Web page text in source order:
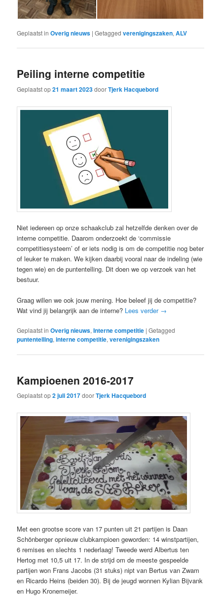
Geplaatst in Overig nieuws |Getagged verenigingszaken,ALV
Peiling interne competitie
Geplaatst op21 maart 2023doorTjerk Hacquebord
Niet iedereen op onze schaakclub zal hetzelfde denken over de
interne competitie. Daarom onderzoekt de ‘commissie
competitiesysteem’ of er iets nodig is om de competitie nog beter
of leuker te maken. We kijken daarbij vooral naar de indeling (wie
tegen wie) en de puntentelling. Dit doen we op verzoek van het
bestuur.
Graag willen we ook jouw mening. Hoe beleef jij de competitie?
Wat vind jij belangrijk aan de interne? Lees verder →
Geplaatst in Overig nieuws,Interne competitie |Getagged
puntentelling,interne competitie,verenigingszaken
Kampioenen 2016-2017
Geplaatst op2 juli 2017doorTjerk Hacquebord
Met een grootse score van 17 punten uit 21 partijen is Daan
Schönberger opnieuw clubkampioen geworden: 14 winstpartijen,
6 remises en slechts 1 nederlaag! Tweede werd Albertus ten
Hertog met 10,5 uit 17. In de strijd om de meeste gespeelde
partijen won Frans Jacobs (31 stuks) nipt van Bertus van Zwam
en Ricardo Heins (beiden 30). Bij de jeugd wonnen Kylian Bijvank
en Hugo Kronemeijer.